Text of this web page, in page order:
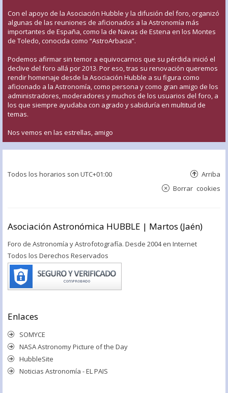
Con el apoyo de la Asociación Hubble y la difusión del foro, organizó
algunas de las reuniones de aficionados a la Astronomía más
importantes de España, como la de Navas de Estena en los Montes
de Toledo, conocida como “AstroArbacia”.
Podemos afirmar sin temor a equivocarnos que su pérdida inició el
declive del foro allá por 2013. Por eso, tras su renovación queremos
rendir homenaje desde la Asociación Hubble a su figura como
aficionado a la Astronomía, como persona y como gran amigo de los
administradores, moderadores y muchos de los usuarios del foro, a
los que siempre ayudaba con agrado y sabiduría en multitud de
temas.
Nos vemos en las estrellas, amigo
Todos los horarios son UTC+01:00 Arriba
Borrar cookies
Asociación Astronómica HUBBLE | Martos (Jaén)
Foro de Astronomía y Astrofotografía. Desde 2004 en Internet
Todos los Derechos Reservados
Enlaces
SOMYCE
NASA Astronomy Picture of the Day
HubbleSite
Noticias Astronomía - EL PAIS